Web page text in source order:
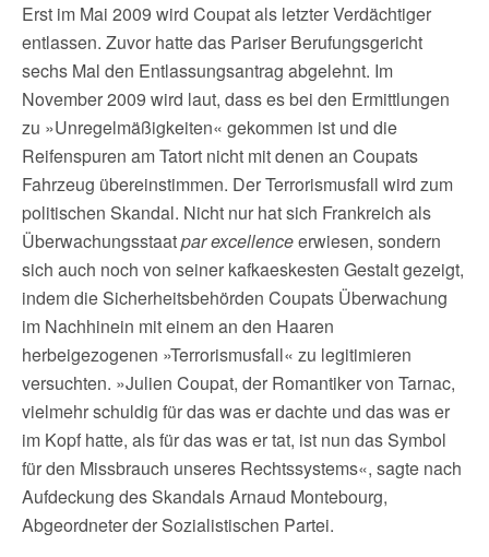
Erst im Mai 2009 wird Coupat als letzter Verdächtiger
entlassen. Zuvor hatte das Pariser Berufungsgericht
sechs Mal den Entlassungsantrag abgelehnt. Im
November 2009 wird laut, dass es bei den Ermittlungen
zu »Unregelmäßigkeiten« gekommen ist und die
Reifenspuren am Tatort nicht mit denen an Coupats
Fahrzeug übereinstimmen. Der Terrorismusfall wird zum
politischen Skandal. Nicht nur hat sich Frankreich als
Überwachungsstaatpar excellenceerwiesen, sondern
sich auch noch von seiner kafkaeskesten Gestalt gezeigt,
indem die Sicherheitsbehörden Coupats Überwachung
im Nachhinein mit einem an den Haaren
herbeigezogenen »Terrorismusfall« zu legitimieren
versuchten. »Julien Coupat, der Romantiker von Tarnac,
vielmehr schuldig für das was er dachte und das was er
im Kopf hatte, als für das was er tat, ist nun das Symbol
für den Missbrauch unseres Rechtssystems«, sagte nach
Aufdeckung des Skandals Arnaud Montebourg,
Abgeordneter der Sozialistischen Partei.